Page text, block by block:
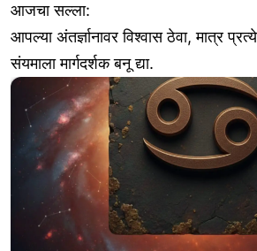
आजचा सल्ला:
आपल्या अंतर्ज्ञानावर विश्वास ठेवा, मात्र
संयमाला मार्गदर्शक बनू द्या.